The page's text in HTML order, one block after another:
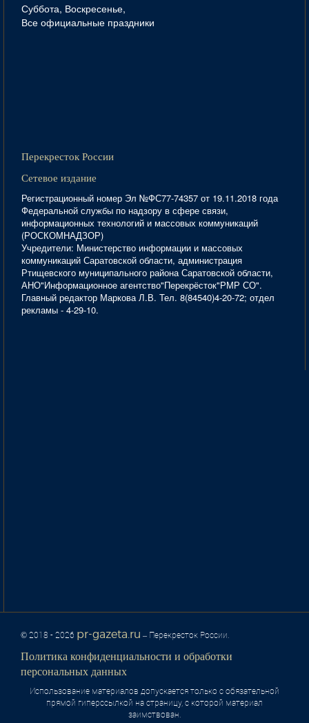
Суббота, Воскресенье,
Все официальные праздники
Перекресток России
Сетевое издание
Регистрационный номер Эл №ФС77-74357 от 19.11.2018 года
Федеральной службы по надзору в сфере связи,
информационных технологий и массовых коммуникаций
(РОСКОМНАДЗОР)
Учредители: Министерство информации и массовых
коммуникаций Саратовской области, администрация
Ртищевского муниципального района Саратовской области,
АНО"Информационное агентство"Перекрёсток"РМР СО".
Главный редактор Маркова Л.В. Тел. 8(84540)4-20-72; отдел
рекламы - 4-29-10.
© 2018 - 2026 pr-gazeta.ru – Перекресток России.
Политика конфиденциальности и обработки
персональных данных
Использование материалов допускается только с обязательной
прямой гиперссылкой на страницу, с которой материал
заимствован.